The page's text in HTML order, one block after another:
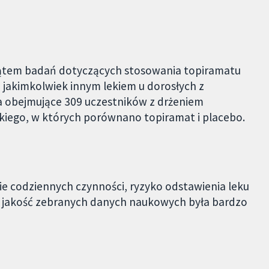
badań dotyczących stosowania topiramatu
innym lekiem u dorosłych z
309 uczestników z drżeniem
w których porównano topiramat i placebo.
codziennych czynności, ryzyko odstawienia leku
zebranych danych naukowych była bardzo